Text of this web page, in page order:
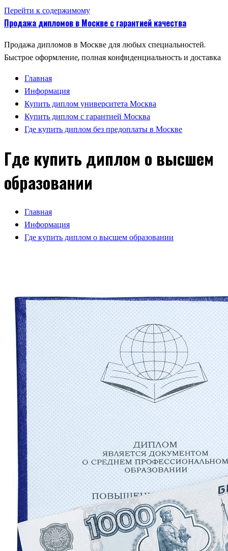
Перейти к содержимому
Продажа дипломов в Москве с гарантией качества
Продажа дипломов в Москве для любых специальностей.
Быстрое оформление, полная конфиденциальность и доставка
Главная
Информация
Купить диплом университета Москва
Купить диплом с гарантией Москва
Где купить диплом без предоплаты в Москве
Где купить диплом о высшем
образовании
Главная
Информация
Где купить диплом о высшем образовании